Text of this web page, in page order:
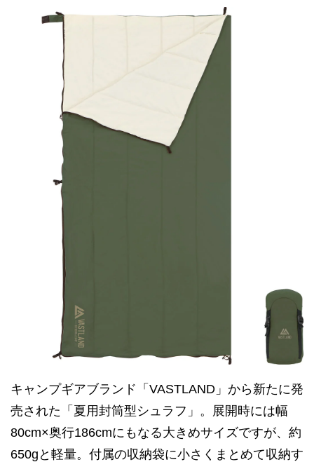
キャンプギアブランド「VASTLAND」から新たに発
売された「夏用封筒型シュラフ」。展開時には幅
80cm×奥行186cmにもなる大きめサイズですが、約
650gと軽量。付属の収納袋に小さくまとめて収納す